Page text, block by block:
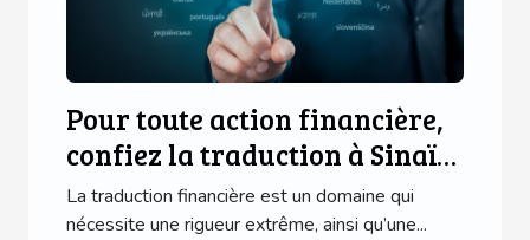
Pour toute action financière,
confiez la traduction à Sinaï
Trad !
La traduction financière est un domaine qui
nécessite une rigueur extrême, ainsi qu’une...